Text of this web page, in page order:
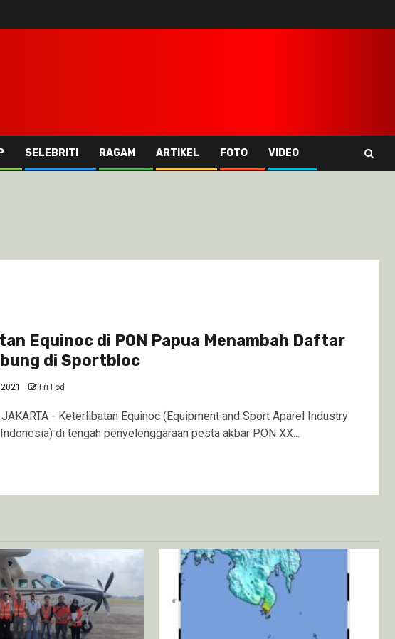
SELEBRITI RAGAM ARTIKEL FOTO VIDEO
Equinoc di PON Papua Menambah Daftar
di Sportbloc
Fri Fod
- Keterlibatan Equinoc (Equipment and Sport Aparel Industry
di tengah penyelenggaraan pesta akbar PON XX...